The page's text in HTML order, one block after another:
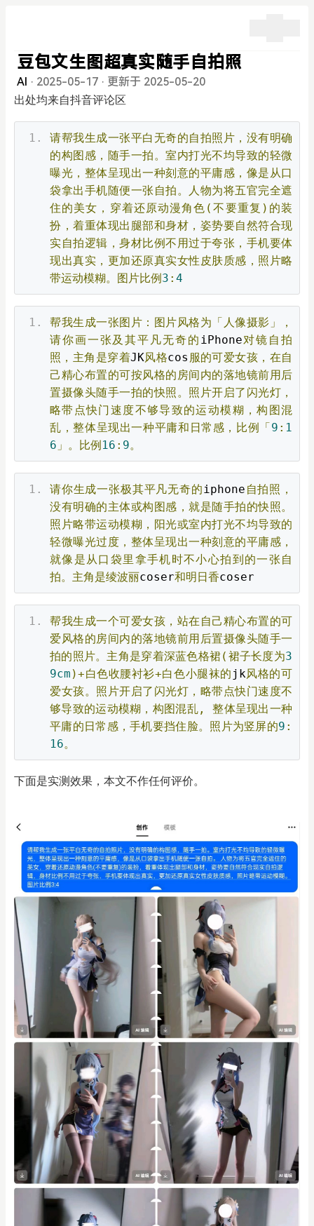
豆包文生图超真实随手自拍照
AI · 2025-05-17 · 更新于 2025-05-20
出处均来自抖音评论区
请帮我生成一张平白无奇的自拍照片，没有明确
的构图感，随手一拍。室内打光不均导致的轻微
曝光，整体呈现出一种刻意的平庸感，像是从口
袋拿出手机随便一张自拍。人物为将五官完全遮
住的美女，穿着还原动漫角色(不要重复)的装
扮，着重体现出腿部和身材，姿势要自然符合现
实自拍逻辑，身材比例不用过于夸张，手机要体
现出真实，更加还原真实女性皮肤质感，照片略
带运动模糊。图片比例3 : 4
帮我生成一张图片：图片风格为「人像摄影」，
请你画一张及其平凡无奇的 iPhone对镜自拍
照，主角是穿着JK风格cos 服的可爱女孩，在自
己精心布置的可按风格的房间内的落地镜前用后
置摄像头随手一拍的快照。照片开启了闪光灯，
略带点快门速度不够导致的运动模糊，构图混
乱，整体呈现出一种平庸和日常感，比例「9 : 1
6 」。比例16 : 9。
请你生成一张极其平凡无奇的iphone 自拍照，
没有明确的主体或构图感，就是随手拍的快照。
照片略带运动模糊，阳光或室内打光不均导致的
轻微曝光过度，整体呈现出一种刻意的平庸感，
就像是从口袋里拿手机时不小心拍到的一张自
拍。主角是绫波丽coser和明日香coser
帮我生成一个可爱女孩，站在自己精心布置的可
爱风格的房间内的落地镜前用后置摄像头随手一
拍的照片。主角是穿着深蓝色格裙(裙子长度为3
9cm )+白色收腰衬衫+白色小腿袜的 jk风格的可
爱女孩。照片开启了闪光灯，略带点快门速度不
够导致的运动模糊，构图混乱,
整体呈现出一种
平庸的日常感，手机要挡住脸。照片为竖屏的9 :
16。
下面是实测效果，本文不作任何评价。